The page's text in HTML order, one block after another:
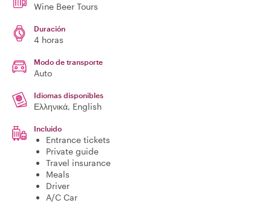
Wine Beer Tours
Duración
4 horas
Modo de transporte
Auto
Idiomas disponibles
Ελληνικά, English
Incluido
Entrance tickets
Private guide
Travel insurance
Meals
Driver
A/C Car